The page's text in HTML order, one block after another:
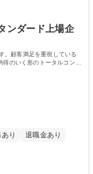
活躍して働き続けたい
産業を目指しており、
、一緒に高見を目指し
自動車
ンダード上場企
。顧客満足を重視している
のいく形のトータルコンサ
り
退職金あり